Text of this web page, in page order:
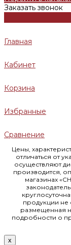
Заказать звонок
Главная
Кабинет
Корзина
Избранные
Сравнение
Цены,
отличаться от
осуществляют
производится,
магазинах
продукции не
размещенная
подробности о
x